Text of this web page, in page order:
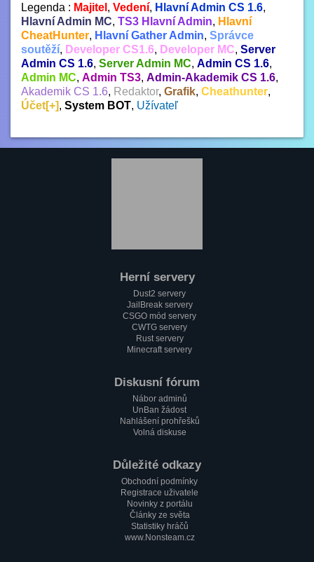
Legenda : Majitel , Vedení, Hlavní Admin CS 1.6,
Hlavní Admin MC, TS3 Hlavní Admin, Hlavní
CheatHunter, Hlavní Gather Admin, Správce
soutěží, Developer CS1.6, Developer MC, Server
Admin CS 1.6, Server Admin MC, Admin CS 1.6,
Admin MC, Admin TS3, Admin-Akademik CS 1.6,
Akademik CS 1.6, Redaktor, Grafik, Cheathunter,
Účet[+], System BOT, Užívateľ
Herní servery
Dust2 servery
JailBreak servery
CSGO mód servery
CWTG servery
Rust servery
Minecraft servery
Diskusní fórum
Nábor adminů
UnBan žádost
Nahlášení prohřešků
Volná diskuse
Důležité odkazy
Obchodní podmínky
Registrace uživatele
Novinky z portálu
Články ze světa
Statistiky hráčů
www.Nonsteam.cz